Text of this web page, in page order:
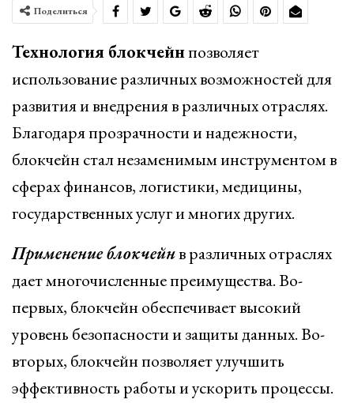
Поделиться
Технология блокчейнпозволяет
использование различных возможностей для
развития и внедрения в различных отраслях.
Благодаря прозрачности и надежности,
блокчейн стал незаменимым инструментом в
сферах финансов, логистики, медицины,
государственных услуг и многих других.
Применение блокчейнв различных отраслях
дает многочисленные преимущества. Во-
первых, блокчейн обеспечивает высокий
уровень безопасности и защиты данных. Во-
вторых, блокчейн позволяет улучшить
эффективность работы и ускорить процессы.